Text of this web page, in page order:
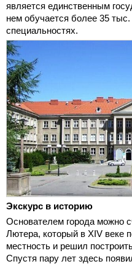
является единственным
нем обучается более 35 тыс.
специальностях.
Экскурс в историю
Основателем города можно
Лютера, который в XIV веке
местность и решил
Спустя пару лет здесь